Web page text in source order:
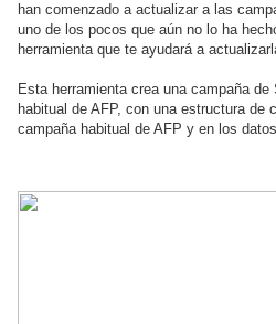
han comenzado a actualizar a las
uno de los pocos que aún no lo ha
herramienta que te ayudará a
Esta herramienta crea una campaña
habitual de AFP, con una estructura de
campaña habitual de AFP y en los